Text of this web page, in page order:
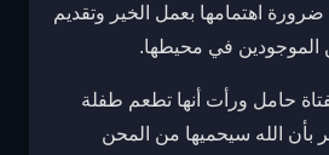
اهتمامها بعمل الخير وتقديم
الموجودين في محيطها.
حامل ورأت أنها تطعم طفلة
بأن الله سيحميها من المحن